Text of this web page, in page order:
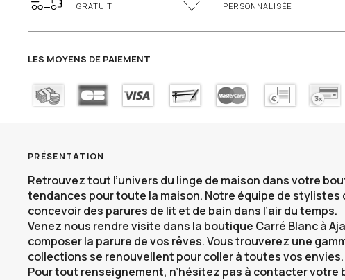
GRATUIT
PERSONNALISÉE
LES MOYENS DE PAIEMENT
PRÉSENTATION
Retrouvez tout l’univers du linge de maison dans votre
tendances pour toute la maison. Notre équipe de
concevoir des parures de lit et de bain dans l’air du temps.
Venez nous rendre visite dans la boutique Carré Blanc à
composer la parure de vos rêves. Vous trouverez une
collections se renouvellent pour coller à toutes vos envies.
Pour tout renseignement, n’hésitez pas à contacter votre